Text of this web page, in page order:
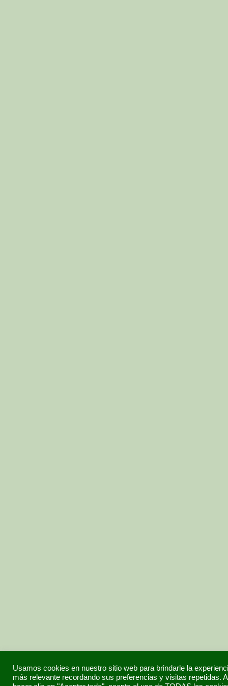
Usamos cookies en nuestro sitio web para brindarle la
más relevante recordando sus preferencias y visitas repetidas.